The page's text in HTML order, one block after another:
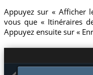
Appuyez sur « Afficher
vous que « Itinéraires
Appuyez ensuite sur «